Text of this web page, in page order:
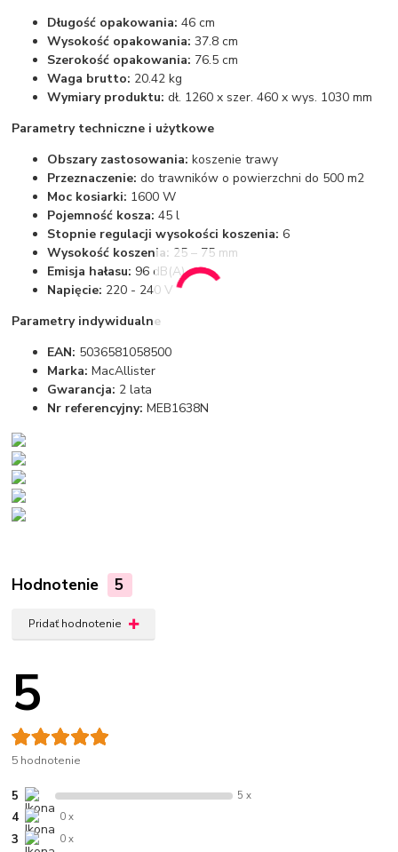
Długość opakowania: 46 cm
Wysokość opakowania: 37.8 cm
Szerokość opakowania: 76.5 cm
Waga brutto: 20.42 kg
Wymiary produktu: dł. 1260 x szer. 460 x wys. 1030 mm
Parametry techniczne i użytkowe
Obszary zastosowania: koszenie trawy
Przeznaczenie: do trawników o powierzchni do 500 m2
Moc kosiarki: 1600 W
Pojemność kosza: 45 l
Stopnie regulacji wysokości koszenia: 6
Wysokość koszenia: 25 – 75 mm
Emisja hałasu: 96 dB(A)
Napięcie: 220 - 240 V
Parametry indywidualne
EAN: 5036581058500
Marka: MacAllister
Gwarancja: 2 lata
Nr referencyjny: MEB1638N
Hodnotenie 5
Pridať hodnotenie
5
5 hodnotenie
5 5 x
4 0 x
3 0 x